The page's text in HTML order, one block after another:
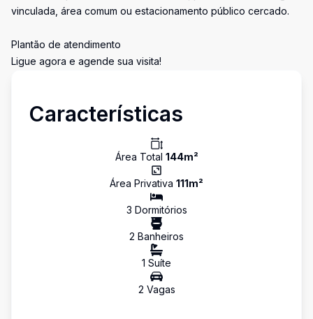
vinculada, área comum ou estacionamento público cercado.
Plantão de atendimento
Ligue agora e agende sua visita!
Características
Área Total 144m²
Área Privativa 111m²
3 Dormitórios
2 Banheiros
1 Suíte
2 Vagas